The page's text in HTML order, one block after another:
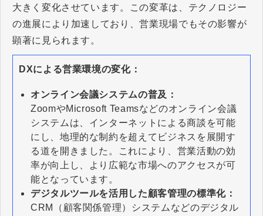
大きく変化させています。この変革は、テクノロジー
の進展により加速しており、営業現場でもその影響が
顕著に見られます。
DXによる営業環境の変化：
オンライン会議システムの普及：
ZoomやMicrosoft Teamsなどのオンライン会議
システムは、インターネットによる商談を可能
にし、地理的な制約を超えてビジネスを展開す
る道を開きました。これにより、営業活動の効
率が向上し、より広範な市場へのアクセスが可
能となっています。
デジタルツールを活用した顧客管理の標準化：
CRM（顧客関係管理）システムなどのデジタル